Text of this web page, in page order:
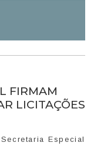
FIRMAM
LICITAÇÕES
Especial